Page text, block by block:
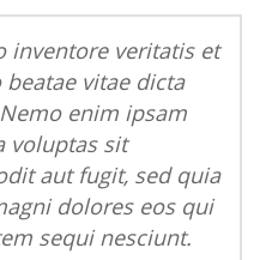
inventore veritatis et
vitae dicta
enim ipsam
voluptas sit
aut fugit, sed quia
dolores eos qui
sequi nesciunt.